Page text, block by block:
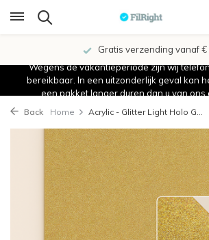
Gratis verzending vanaf €
Wegens de vakantieperiode zijn wij
bereikbaar. In een uitzonderlijk geval kan
een pakket langer duren dan u van ons
Back Home Acrylic - Glitter Light Holo G...